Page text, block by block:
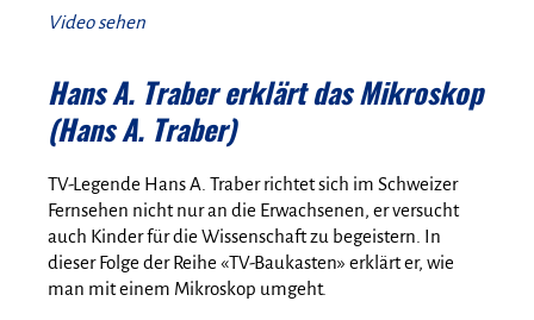
Video sehen
Hans A. Traber erklärt das Mikroskop
(Hans A. Traber)
TV-Legende Hans A. Traber richtet sich im Schweizer
Fernsehen nicht nur an die Erwachsenen, er versucht
auch Kinder für die Wissenschaft zu begeistern. In
dieser Folge der Reihe «TV-Baukasten» erklärt er, wie
man mit einem Mikroskop umgeht.